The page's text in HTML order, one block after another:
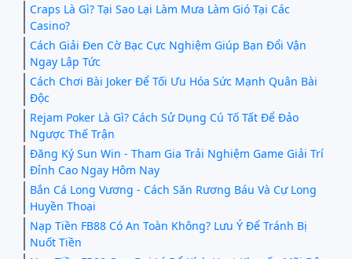
Craps Là Gì? Tại Sao Lại Làm Mưa Làm Gió Tại Các
Casino?
Cách Giải Đen Cờ Bạc Cực Nghiệm Giúp Bạn Đổi Vận
Ngay Lập Tức
Cách Chơi Bài Joker Để Tối Ưu Hóa Sức Mạnh Quân Bài
Độc
Rejam Poker Là Gì? Cách Sử Dụng Cú Tố Tất Để Đảo
Ngược Thế Trận
Đăng Ký Sun Win - Tham Gia Trải Nghiệm Game Giải Trí
Đỉnh Cao Ngay Hôm Nay
Bắn Cá Long Vương - Cách Săn Rương Báu Và Cự Long
Huyền Thoại
Nạp Tiền FB88 Có An Toàn Không? Lưu Ý Để Tránh Bị
Nuốt Tiền